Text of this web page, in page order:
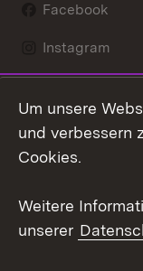
Facebook
Instagram
Mastodon
Youtube
Kontakt
Um unsere
und verbessern
Cookies.
Weitere
unserer